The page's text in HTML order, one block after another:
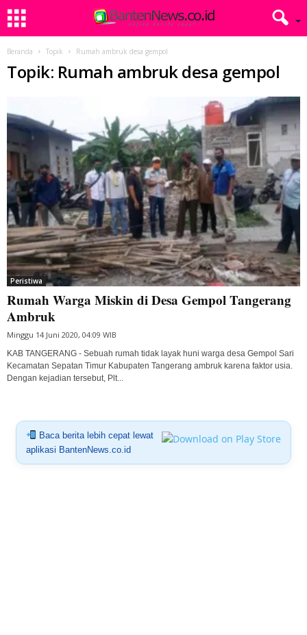
Beranda Topik Rumah ambruk desa gempol
Topik: Rumah ambruk desa gempol
Peristiwa
Rumah Warga Miskin di Desa Gempol Tangerang
Ambruk
Minggu 14 Juni 2020, 04:09 WIB
KAB TANGERANG - Sebuah rumah tidak layak huni warga desa Gempol Sari
Kecamatan Sepatan Timur Kabupaten Tangerang ambruk karena faktor usia.
Dengan kejadian tersebut, Plt...
Baca berita lebih cepat lewat
aplikasi BantenNews.co.id